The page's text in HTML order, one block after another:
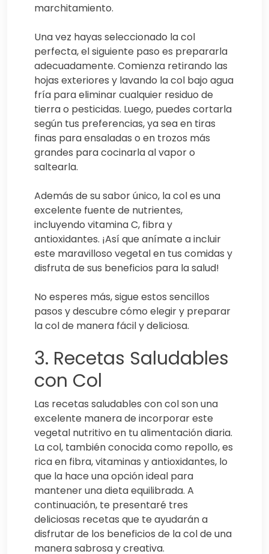
marchitamiento.
Una vez hayas seleccionado la col
perfecta, el siguiente paso es prepararla
adecuadamente. Comienza retirando las
hojas exteriores y lavando la col bajo agua
fría para eliminar cualquier residuo de
tierra o pesticidas. Luego, puedes cortarla
según tus preferencias, ya sea en tiras
finas para ensaladas o en trozos más
grandes para cocinarla al vapor o
saltearla.
Además de su sabor único, la col es una
excelente fuente de nutrientes,
incluyendo vitamina C, fibra y
antioxidantes. ¡Así que anímate a incluir
este maravilloso vegetal en tus comidas y
disfruta de sus beneficios para la salud!
No esperes más, sigue estos sencillos
pasos y descubre cómo elegir y preparar
la col de manera fácil y deliciosa.
3. Recetas Saludables
con Col
Las recetas saludables con col son una
excelente manera de incorporar este
vegetal nutritivo en tu alimentación diaria.
La col, también conocida como repollo, es
rica en fibra, vitaminas y antioxidantes, lo
que la hace una opción ideal para
mantener una dieta equilibrada. A
continuación, te presentaré tres
deliciosas recetas que te ayudarán a
disfrutar de los beneficios de la col de una
manera sabrosa y creativa.